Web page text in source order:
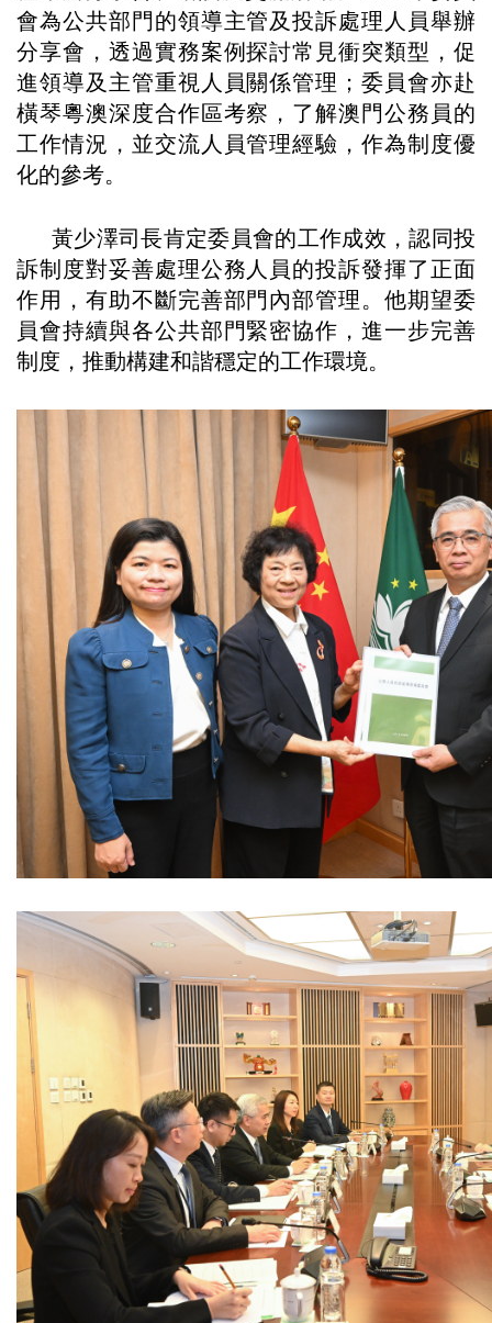
會為公共部門的領導主管及投訴處理人員舉辦
分享會，透過實務案例探討常見衝突類型，促
進領導及主管重視人員關係管理；委員會亦赴
橫琴粵澳深度合作區考察，了解澳門公務員的
工作情況，並交流人員管理經驗，作為制度優
化的參考。
黃少澤司長肯定委員會的工作成效，認同投
訴制度對妥善處理公務人員的投訴發揮了正面
作用，有助不斷完善部門內部管理。他期望委
員會持續與各公共部門緊密協作，進一步完善
制度，推動構建和諧穩定的工作環境。